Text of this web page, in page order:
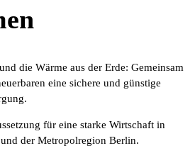
die Wärme aus der Erde: Gemeinsam
eine sichere und günstige
für eine starke Wirtschaft in
der Metropolregion Berlin.